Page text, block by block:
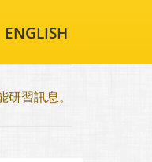
ENGLISH
習訊息。